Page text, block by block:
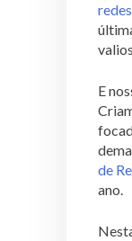
E
de
ano.